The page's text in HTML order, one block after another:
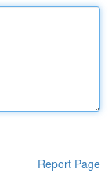
Report Page